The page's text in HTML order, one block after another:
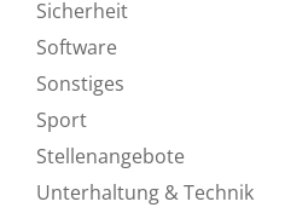
Sicherheit
Software
Sonstiges
Sport
Stellenangebote
Unterhaltung & Technik